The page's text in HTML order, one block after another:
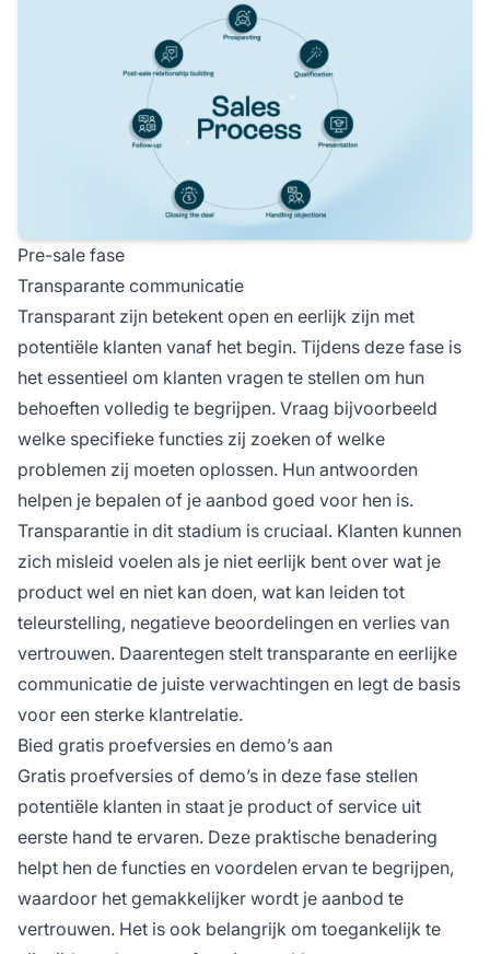
Pre-sale fase
Transparante communicatie
Transparant zijn betekent open en eerlijk zijn met
potentiële klanten vanaf het begin. Tijdens deze fase is
het essentieel om klanten vragen te stellen om hun
behoeften volledig te begrijpen. Vraag bijvoorbeeld
welke specifieke functies zij zoeken of welke
problemen zij moeten oplossen. Hun antwoorden
helpen je bepalen of je aanbod goed voor hen is.
Transparantie in dit stadium is cruciaal. Klanten kunnen
zich misleid voelen als je niet eerlijk bent over wat je
product wel en niet kan doen, wat kan leiden tot
teleurstelling, negatieve beoordelingen en verlies van
vertrouwen. Daarentegen stelt transparante en eerlijke
communicatie de juiste verwachtingen en legt de basis
voor een sterke klantrelatie.
Bied gratis proefversies en demo’s aan
Gratis proefversies of demo’s in deze fase stellen
potentiële klanten in staat je product of service uit
eerste hand te ervaren. Deze praktische benadering
helpt hen de functies en voordelen ervan te begrijpen,
waardoor het gemakkelijker wordt je aanbod te
vertrouwen. Het is ook belangrijk om toegankelijk te